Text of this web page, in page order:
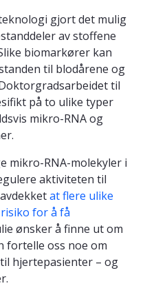
gjort det mulig
av stoffene
biomarkører kan
til blodårene og
til
på to ulike typer
mikro-RNA og
mikro-RNA-molekyler i
aktiviteten til
at flere ulike
for å få
ønsker å finne ut om
fortelle oss noe om
hjertepasienter – og